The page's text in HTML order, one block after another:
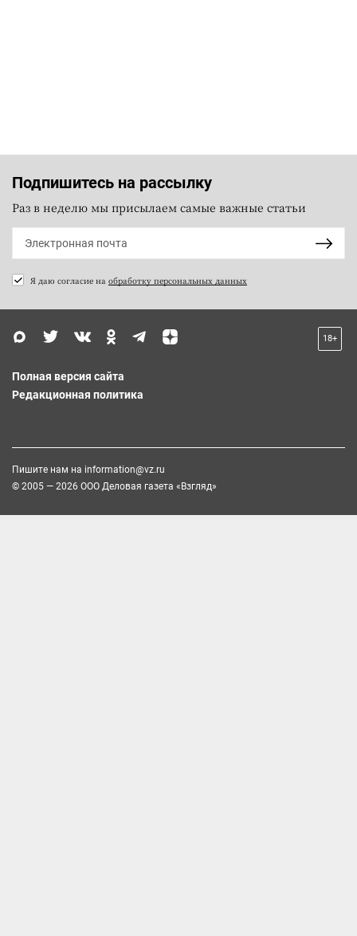
Подпишитесь на рассылку
Раз в неделю мы присылаем самые важные статьи
Я даю согласие на обработку персональных данных
18+
Полная версия сайта
Редакционная политика
Пишите нам на information@vz.ru
© 2005 — 2026 ООО Деловая газета «Взгляд»